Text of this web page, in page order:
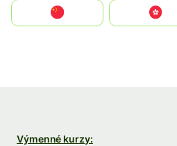
中國香港特別行政區
Výmenné kurzy: